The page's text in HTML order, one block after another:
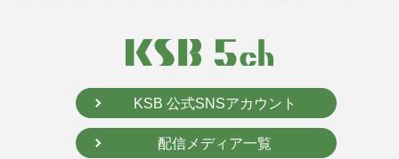
KSB 公式SNSアカウント
配信メディア一覧